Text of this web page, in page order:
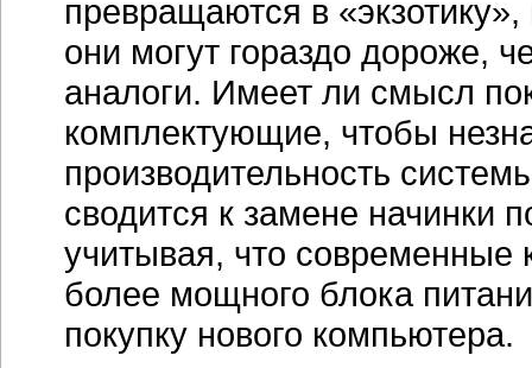
превращаются в
они могут гораздо дороже,
аналоги. Имеет ли смысл
комплектующие, чтобы
производительность
сводится к замене начинки
учитывая, что современные
более мощного блока
покупку нового компьютера.